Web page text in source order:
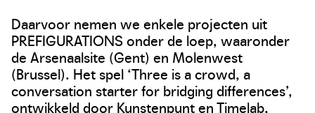
Daarvoor nemen we enkele projecten uit
PREFIGURATIONS onder de loep, waaronder
de Arsenaalsite (Gent) en Molenwest
(Brussel). Het spel ‘Three is a crowd, a
conversation starter for bridging differences’,
ontwikkeld door Kunstenpunt en Timelab,